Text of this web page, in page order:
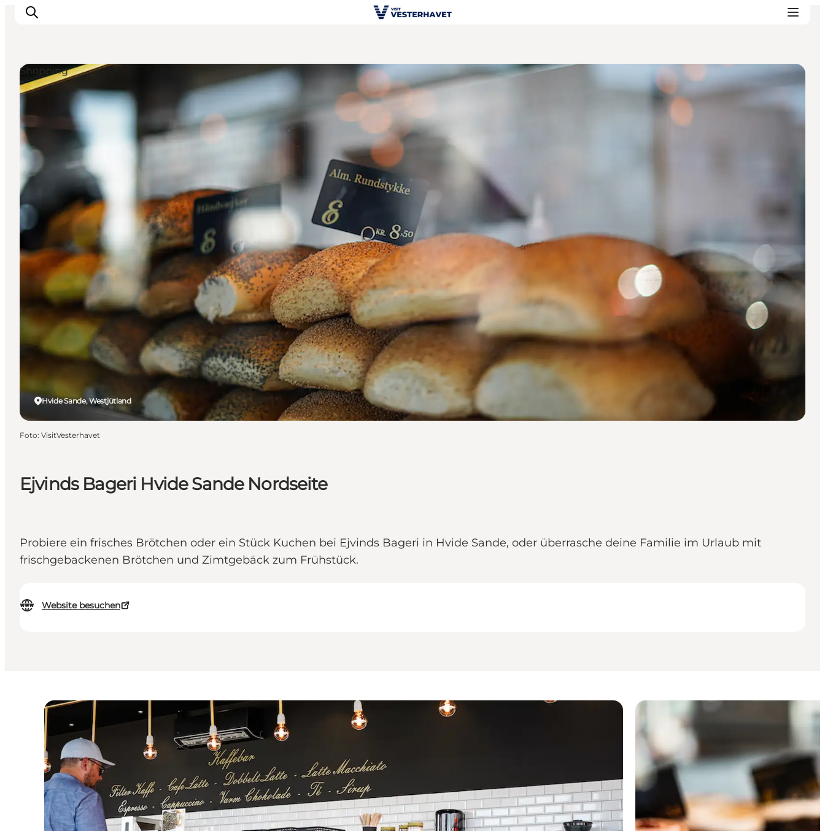
Erlebnisse
Unsere Städte
Essen & Übernachtung
Tickets kaufen
Plane deine Reise
Ejvinds Bageri Hvide Sande Nordseite
Probiere ein frisches Brötchen oder ein Stück Kuchen bei Ejvinds Bageri in Hvide Sande, oder überrasche deine Familie im Urlaub mit
frischgebackenen Brötchen und Zimtgebäck zum Frühstück.
Website besuchen
Hvide Sande, Westjütland
Shopping
Foto: VisitVesterhavet